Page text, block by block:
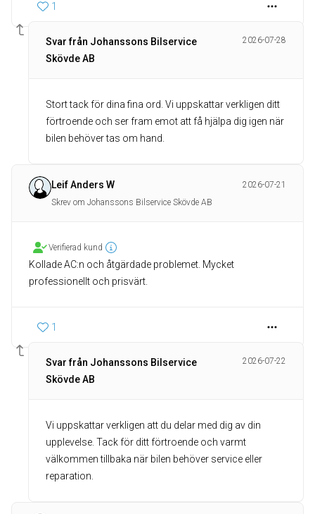
1
Svar från Johanssons Bilservice
Skövde AB
2026-07-28
Stort tack för dina fina ord. Vi uppskattar verkligen ditt
förtroende och ser fram emot att få hjälpa dig igen när
bilen behöver tas om hand.
Leif Anders W
2026-07-21
Skrev om Johanssons Bilservice Skövde AB
Verifierad kund
Kollade AC:n och åtgärdade problemet. Mycket
professionellt och prisvärt.
1
Svar från Johanssons Bilservice
Skövde AB
2026-07-22
Vi uppskattar verkligen att du delar med dig av din
upplevelse. Tack för ditt förtroende och varmt
välkommen tillbaka när bilen behöver service eller
reparation.